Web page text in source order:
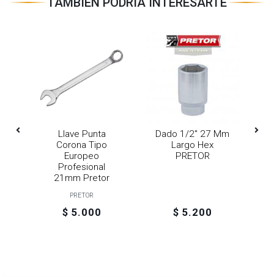
Llave Punta
Corona Tipo
Europeo
Profesional
21mm Pretor
PRETOR
$ 5.000
Dado 1/2" 27 Mm
Largo Hex
PRETOR
$ 5.200